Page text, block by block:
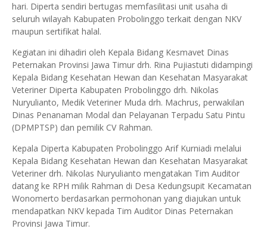
hari. Diperta sendiri bertugas memfasilitasi unit usaha di
seluruh wilayah Kabupaten Probolinggo terkait dengan NKV
maupun sertifikat halal.
Kegiatan ini dihadiri oleh Kepala Bidang Kesmavet Dinas
Peternakan Provinsi Jawa Timur drh. Rina Pujiastuti didampingi
Kepala Bidang Kesehatan Hewan dan Kesehatan Masyarakat
Veteriner Diperta Kabupaten Probolinggo drh. Nikolas
Nuryulianto, Medik Veteriner Muda drh. Machrus, perwakilan
Dinas Penanaman Modal dan Pelayanan Terpadu Satu Pintu
(DPMPTSP) dan pemilik CV Rahman.
Kepala Diperta Kabupaten Probolinggo Arif Kurniadi melalui
Kepala Bidang Kesehatan Hewan dan Kesehatan Masyarakat
Veteriner drh. Nikolas Nuryulianto mengatakan Tim Auditor
datang ke RPH milik Rahman di Desa Kedungsupit Kecamatan
Wonomerto berdasarkan permohonan yang diajukan untuk
mendapatkan NKV kepada Tim Auditor Dinas Peternakan
Provinsi Jawa Timur.